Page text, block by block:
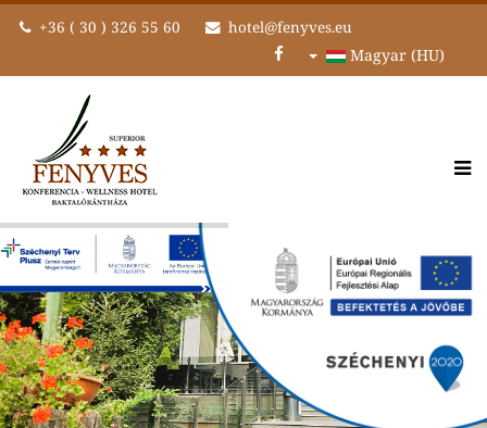
+36 ( 30 ) 326 55 60 hotel@fenyves.eu
Magyar (HU)